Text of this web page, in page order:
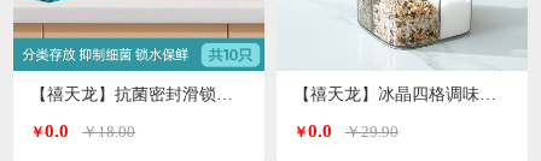
【禧天龙】抗菌密封滑锁保鲜袋大号 10只/盒KY-9827
￥0.0 ￥18.00
【禧天龙】冰晶四格调味罐H-9972
￥0.0 ￥29.90